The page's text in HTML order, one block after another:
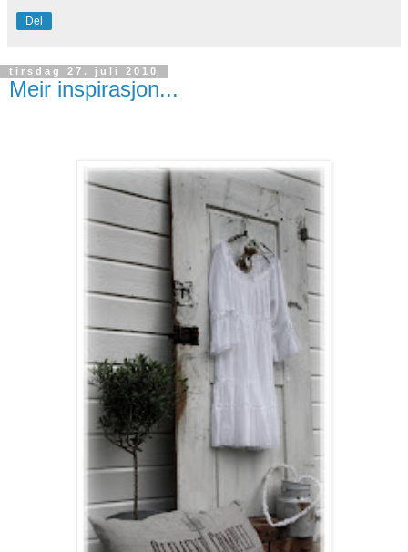
Del
tirsdag 27. juli 2010
Meir inspirasjon...